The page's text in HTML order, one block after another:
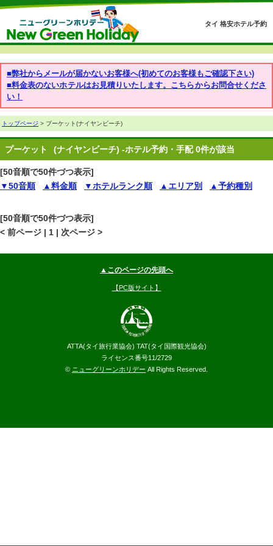
タイ 格安ホテル予約
■弊社からメールが届かないお客様へ(初めてのお客様もご確認下さい)
■料金表のないホテルはお見積りいたします。こちらからお問合せくださ
い！
トップページ > プーケット(ナイヤンビーチ)
プーケット (ナイヤンビーチ) -ホテル予約・手配 0件が該当
[50音順で50件づつ表示]
▼50音順
▲料金順 ▼ホテルランク順 ▲エリア別 ▲予約種別
[50音順で50件づつ表示]
< 前ページ | 1 | 次ページ >
▲このページの先頭へ
【PC版サイト】
ATTA(タイ旅行業協会) TAT(タイ国際観光協会)
ライセンス番号11/2729
© ニューグリーンホリデー All Rights Reserved.